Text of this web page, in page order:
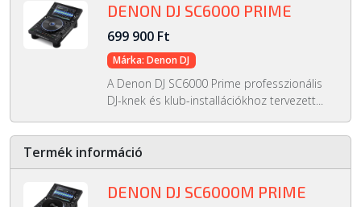
DENON DJ SC6000 PRIME
699 900 Ft
Márka: Denon DJ
A Denon DJ SC6000 Prime professzionális
DJ-knek és klub-installációkhoz tervezett...
Termék információ
DENON DJ SC6000M PRIME